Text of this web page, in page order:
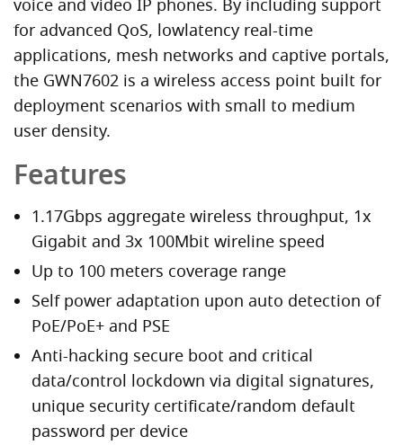
voice and video IP phones. By including support
for advanced QoS, lowlatency real-time
applications, mesh networks and captive portals,
the GWN7602 is a wireless access point built for
deployment scenarios with small to medium
user density.
Features
1.17Gbps aggregate wireless throughput, 1x
Gigabit and 3x 100Mbit wireline speed
Up to 100 meters coverage range
Self power adaptation upon auto detection of
PoE/PoE+ and PSE
Anti-hacking secure boot and critical
data/control lockdown via digital signatures,
unique security certificate/random default
password per device